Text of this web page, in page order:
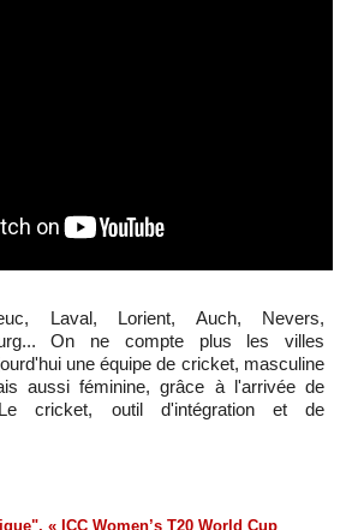
On ne compte plus les villes
une équipe de cricket, masculine
aussi féminine, grâce à l'arrivée de
cricket, outil d'intégration et de
, « ICC Women’s T20 World Cup